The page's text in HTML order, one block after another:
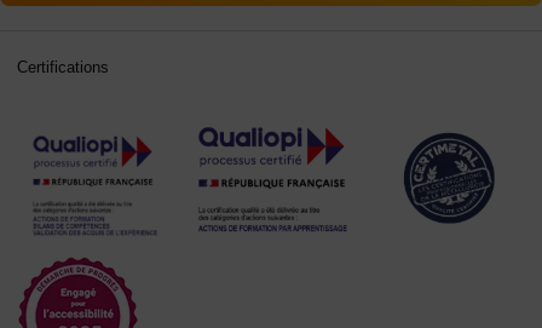
Certifications